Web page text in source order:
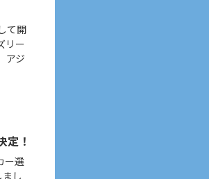
て開
リー
アジ
定！
ー選
し